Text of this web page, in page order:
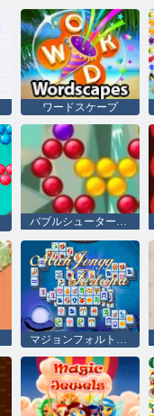
ワードスケープ
バブルシューター佐賀